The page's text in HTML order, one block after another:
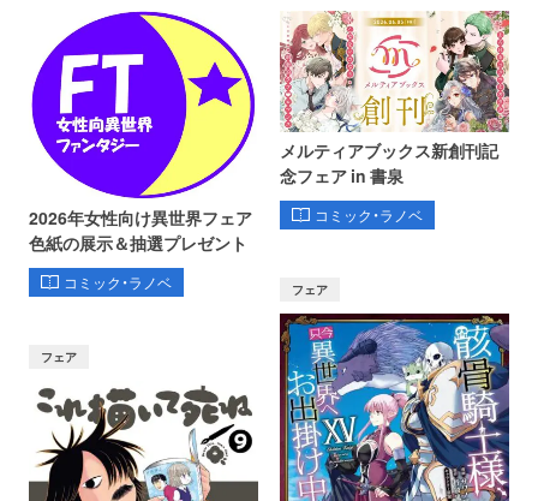
2026年女性向け異世界フェア
色紙の展示＆抽選プレゼント
コミック・ラノベ
メルティアブックス新創刊記
念フェア in 書泉
コミック・ラノベ
フェア
フェア